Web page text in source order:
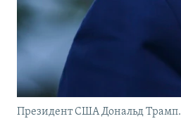
Президент США Дональд Трамп.